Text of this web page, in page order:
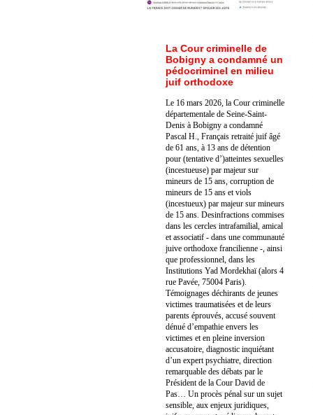
La Cour criminelle de
Bobigny a condamné un
pédocriminel en milieu
juif orthodoxe
Le 16 mars 2026, la Cour criminelle
départementale de Seine-Saint-
Denis à Bobigny a condamné
Pascal H., Français retraité juif âgé
de 61 ans, à 13 ans de détention
pour (tentative d’)atteintes sexuelles
(incestueuse) par majeur sur
mineurs de 15 ans, corruption de
mineurs de 15 ans et viols
(incestueux) par majeur sur mineurs
de 15 ans. Desinfractions commises
dans les cercles intrafamilial, amical
et associatif - dans une communauté
juive orthodoxe francilienne -, ainsi
que professionnel, dans les
Institutions Yad Mordekhaï (alors 4
rue Pavée, 75004 Paris).
Témoignages déchirants de jeunes
victimes traumatisées et de leurs
parents éprouvés, accusé souvent
dénué d’empathie envers les
victimes et en pleine inversion
accusatoire, diagnostic inquiétant
d’un expert psychiatre, direction
remarquable des débats par le
Président de la Cour David de
Pas… Un procès pénal sur un sujet
sensible, aux enjeux juridiques,